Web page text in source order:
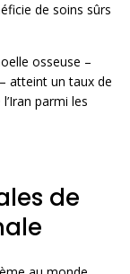
de soins sûrs
osseuse –
atteint un taux de
parmi les
de